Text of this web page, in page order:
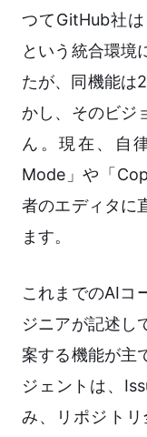
つてGitHub社
という統合環境
たが、同機能は
かし、そのビジ
ん。現在、自
Mode」や「
者のエディタに
ます。
これまでのAIコ
ジニアが記述し
案する機能が主
ジェントは、
み、リポジト